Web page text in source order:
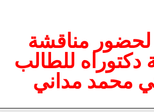
مناقشة
دكتوراه للطالب
محمد مداني